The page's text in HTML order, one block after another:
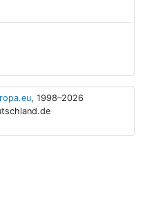
, 1998–2026